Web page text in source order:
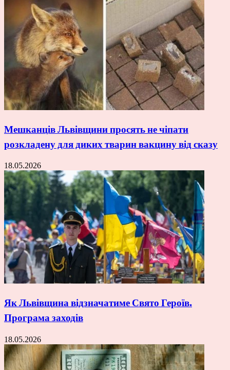
Мешканців Львівщини просять не чіпати
розкладену для диких тварин вакцину від сказу
18.05.2026
Як Львівщина відзначатиме Свято Героїв.
Програма заходів
18.05.2026